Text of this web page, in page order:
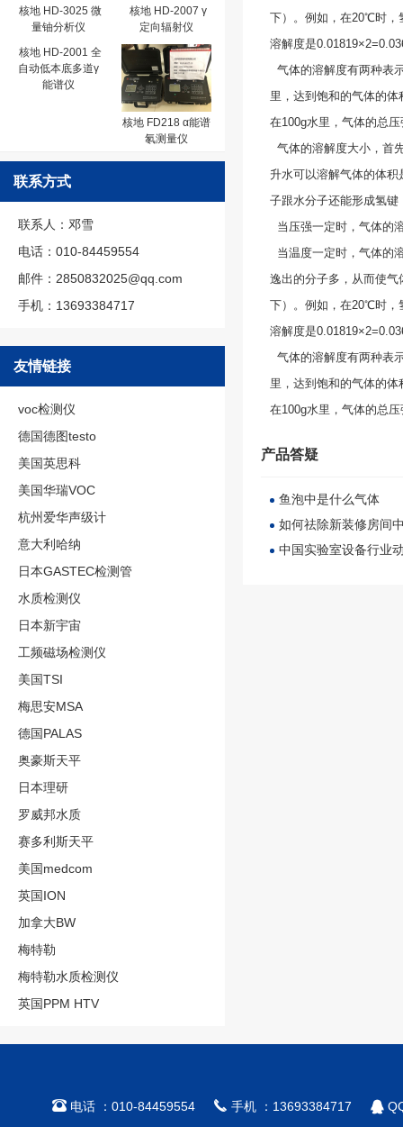
核地 HD-3025 微
量铀分析仪
核地 HD-2007 γ
定向辐射仪
核地 HD-2001 全
自动低本底多道γ
能谱仪
核地 FD218 α能谱
氡测量仪
联系方式
联系人：邓雪
电话：010-84459554
邮件：2850832025@qq.com
手机：13693384717
友情链接
voc检测仪
德国德图testo
美国英思科
美国华瑞VOC
杭州爱华声级计
意大利哈纳
日本GASTEC检测管
水质检测仪
日本新宇宙
工频磁场检测仪
美国TSI
梅思安MSA
德国PALAS
奥豪斯天平
日本理研
罗威邦水质
赛多利斯天平
美国medcom
英国ION
加拿大BW
梅特勒
梅特勒水质检测仪
英国PPM HTV
下）。例如，在20℃时，
溶解度是
气体的溶解度有两种表
里，达到饱和的气体的
在100g水里，气体的总
气体的溶解度大小，首
升水可以溶解气体的体
子跟水分子还能形成氢
当压强一定时，气体的
当温度一定时，气体的
逸出的分子多，从而使
下）。例如，在20℃时，
溶解度是
气体的溶解度有两种表
里，达到饱和的气体的
在100g水里，气体的总
产品答疑
鱼泡中是什么气体
如何祛除新装修房间
中国实验室设备行业
电话 ：010-84459554  手机 ：13693384717 